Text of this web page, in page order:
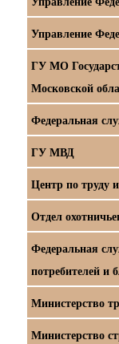
Управление
ГУ МО
Московской
Федеральная
ГУ МВД
Центр по труду
Отдел
Федеральная
потребителей и
Министерство
Министерство